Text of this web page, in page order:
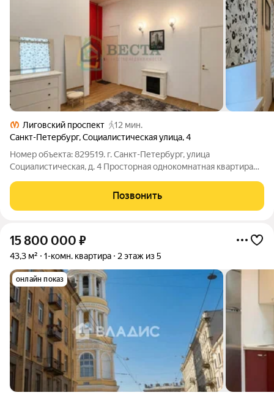
Лиговский проспект
12 мин.
Санкт-Петербург,Социалистическая улица,4
Номер объекта: 829519. г. Санкт-Петербург, улица
Социалистическая, д. 4 Просторная однокомнатная квартира
пятиэтажного дома в 5-10 минутах ходьбы до метро
Позвонить
15 800 000 ₽
43,3 м² 1-комн. квартира 2 этаж из 5
онлайн показ